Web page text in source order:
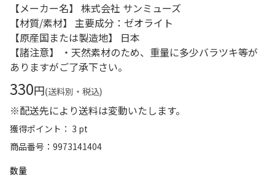
【メーカー名】 株式会社 サンミューズ
【材質/素材】 主要成分：ゼオライト
【原産国または製造地】 日本
【諸注意】 ・天然素材のため、重量に多少バラツキ等が
ありますがご了承下さい。
330円(送料別・税込)
※配送先により送料は変動いたします。
獲得ポイント： 3 pt
商品番号
9973141404
数量